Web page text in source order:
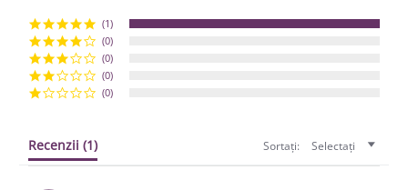
(1)
(0)
(0)
(0)
(0)
Recenzii (1) Sortați: Selectați